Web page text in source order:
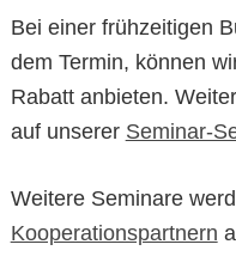
Bei einer frühzeitigen
dem Termin, können
Rabatt anbieten.
auf unserer Seminar-
Weitere Seminare
Kooperationspartnern